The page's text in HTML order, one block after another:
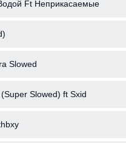
Ft Неприкасаемые
Slowed
Slowed) ft Sxid